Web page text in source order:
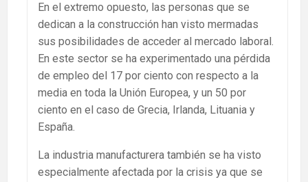
En el extremo opuesto, las personas que se
dedican a la construcción han visto mermadas
sus posibilidades de acceder al mercado laboral.
En este sector se ha experimentado una pérdida
de empleo del 17 por ciento con respecto a la
media en toda la Unión Europea, y un 50 por
ciento en el caso de Grecia, Irlanda, Lituania y
España.
La industria manufacturera también se ha visto
especialmente afectada por la crisis ya que se